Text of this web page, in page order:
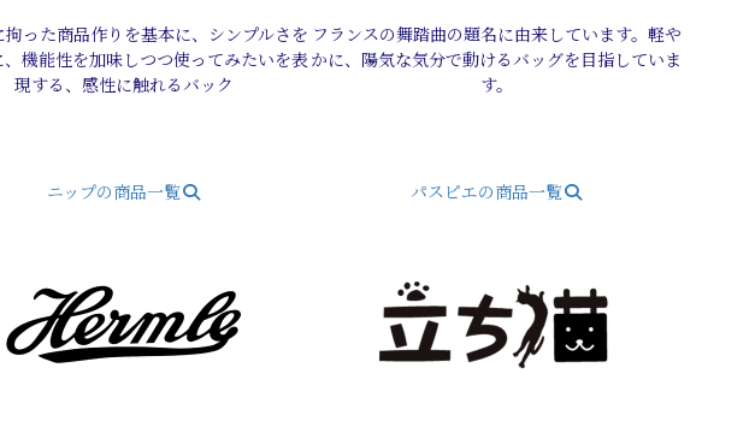
拘った商品作りを基本に、シンプルさを
、機能性を加味しつつ使ってみたいを表
現する、感性に触れるバック
ニップの商品一覧
フランスの舞踏曲の題名に由来しています。軽や
かに、陽気な気分で動けるバッグを目指していま
す。
パスピエの商品一覧